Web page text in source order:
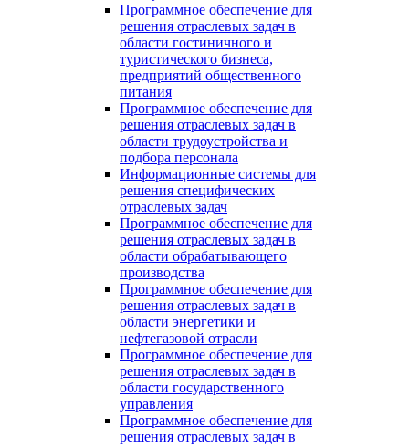
Программное обеспечение для
решения отраслевых задач в
области гостиничного и
туристического бизнеса,
предприятий общественного
питания
Программное обеспечение для
решения отраслевых задач в
области трудоустройства и
подбора персонала
Информационные системы для
решения специфических
отраслевых задач
Программное обеспечение для
решения отраслевых задач в
области обрабатывающего
производства
Программное обеспечение для
решения отраслевых задач в
области энергетики и
нефтегазовой отрасли
Программное обеспечение для
решения отраслевых задач в
области государственного
управления
Программное обеспечение для
решения отраслевых задач в